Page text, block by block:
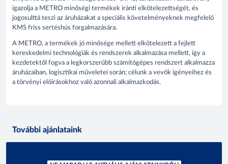
igazolja a METRO minőségi termékek iránti elkötelezettségét, és
jogosulttá teszi az áruházakat a speciális követelményeknek megfelelő
KMS friss sertéshús forgalmazására.
A METRO, a termékek jó minősége mellett elkötelezett a fejlett
kereskedelmi technológiák és rendszerek alkalmazása mellett, így a
kezdetektől fogva a legkorszerűbb számítógépes rendszert alkalmazza
áruházaiban, logisztikai műveletei során; célunk a vevők igényeihez és
a törvényi előírásokhoz való azonnali alkalmazkodás.
További ajánlataink